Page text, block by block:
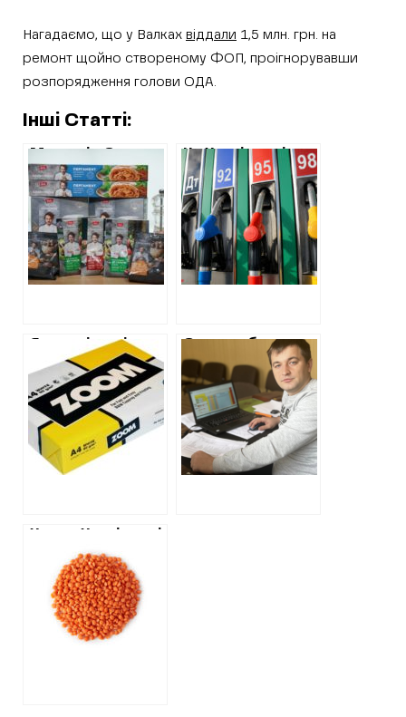
Нагадаємо, що у Валках віддали 1,5 млн. грн. на
ремонт щойно створеному ФОП, проігнорувавши
розпорядження голови ОДА.
Інші Статті:
Меню від Євгена
Клопотенка: хто
на Харківщині
купує дорогі
приправи та
спеції
На Харківщині
освітяни
планують
придбати бензин
та диз.паливо по
завищеним цінам
Як харківські
комунальники
переплачують за
папір, купуючи
без торгів
Суд не обрав
жодного
запобіжного
заходу голові
Малоданилівської
селищної ради,
якого вдруге за
три місяці
Хто на Харківщині
купує коштовну
сочевицю для
шкільного меню
Клопотенка